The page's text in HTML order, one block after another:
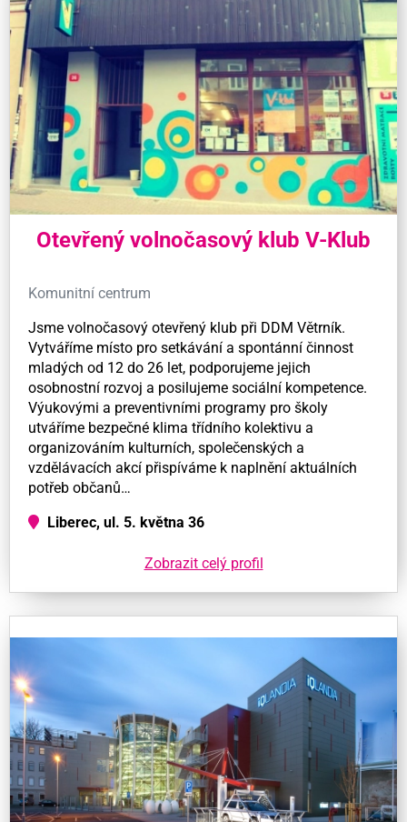
Otevřený volnočasový klub V-Klub
Komunitní centrum
Jsme volnočasový otevřený klub při DDM Větrník.
Vytváříme místo pro setkávání a spontánní činnost
mladých od 12 do 26 let, podporujeme jejich
osobnostní rozvoj a posilujeme sociální kompetence.
Výukovými a preventivními programy pro školy
utváříme bezpečné klima třídního kolektivu a
organizováním kulturních, společenských a
vzdělávacích akcí přispíváme k naplnění aktuálních
potřeb občanů…
Liberec, ul. 5. května 36
Zobrazit celý profil